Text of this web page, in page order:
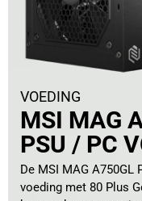
VOEDING
MSI MAG
PSU / PC
De MSI MAG A750GL
voeding met 80 Plus